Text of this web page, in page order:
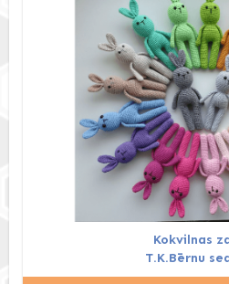
Kokvilnas
T.K.Bērnu